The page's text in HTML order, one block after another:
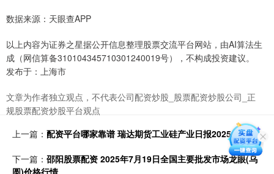
数据来源：天眼查APP
以上内容为证券之星据公开信息整理股票交流平台网站，由AI算法生
成（网信算备310104345710301240019号），不构成投资建议。
发布于：上海市
文章为作者独立观点，不代表公司配资炒股_股票配资炒股公司_正
规股票配资炒股平台观点
上一篇： 配资平台哪家靠谱 瑞达期货工业硅产业日报20250717
下一篇： 邵阳股票配资 2025年7月19日全国主要批发市场龙眼(乌